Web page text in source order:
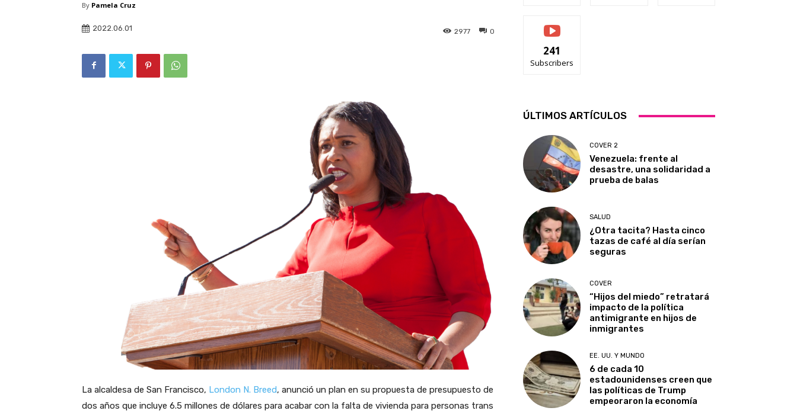
By Pamela Cruz
2022.06.01 0
2977
La alcaldesa de San Francisco, London N. Breed, anunció un plan en su propuesta de presupuesto de
dos años que incluye 6.5 millones de dólares para acabar con la falta de vivienda para personas trans
241
Subscribers
ÚLTIMOS ARTÍCULOS
COVER 2
Venezuela: frente al
desastre, una solidaridad a
prueba de balas
SALUD
¿Otra tacita? Hasta cinco
tazas de café al día serían
seguras
COVER
“Hijos del miedo” retratará
impacto de la política
antimigrante en hijos de
inmigrantes
EE. UU. Y MUNDO
6 de cada 10
estadounidenses creen que
las políticas de Trump
empeoraron la economía